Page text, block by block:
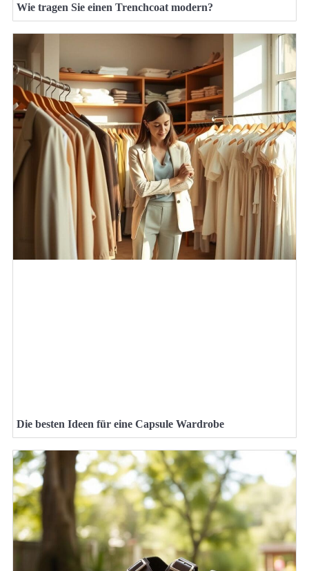
Wie tragen Sie einen Trenchcoat modern?
Die besten Ideen für eine Capsule Wardrobe